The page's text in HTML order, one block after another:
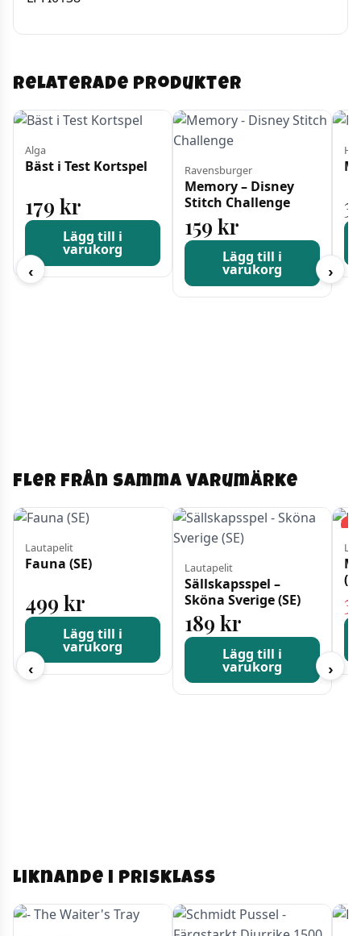
Relaterade produkter
‹
Alga
Bäst i Test Kortspel
179 kr
Lägg till i
varukorg
Ravensburger
Memory – Disney
Stitch Challenge
159 kr
Lägg till i
varukorg ›
Fler från samma varumärke
‹
Lautapelit
Fauna (SE)
499 kr
Lägg till i
varukorg
Lautapelit
Sällskapsspel –
Sköna Sverige (SE)
189 kr
Lägg till i
varukorg ›
Liknande i prisklass